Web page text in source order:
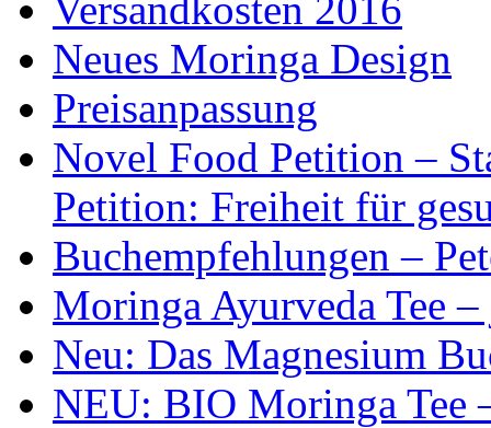
Neues Moringa Design
Preisanpassung
Novel Food Petition –
Petition: Freiheit für
Buchempfehlungen –
Moringa Ayurveda Tee
Neu: Das Magnesium
NEU: BIO Moringa Tee